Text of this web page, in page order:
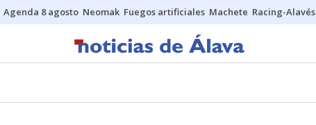
Agenda 8 agosto Neomak Fuegos artificiales Machete Racing-Alavés